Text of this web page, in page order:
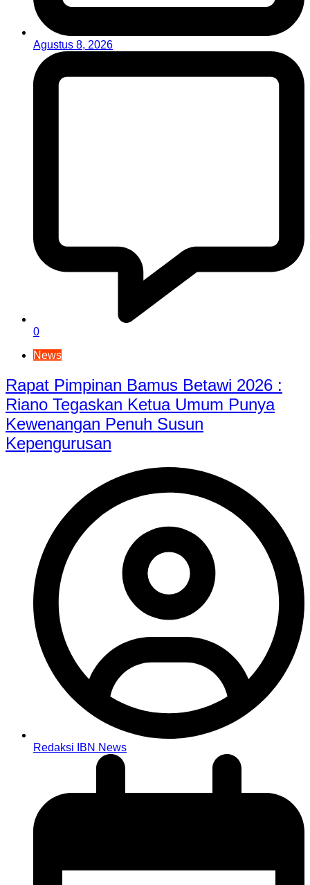
Agustus 8, 2026
0
News
Rapat Pimpinan Bamus Betawi 2026 :
Riano Tegaskan Ketua Umum Punya
Kewenangan Penuh Susun
Kepengurusan
Redaksi IBN News